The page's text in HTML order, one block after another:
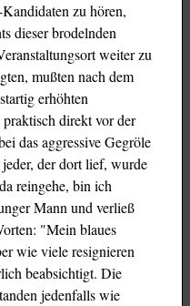
zu hören,
dieser brodelnden
weiter zu
mußten nach dem
erhöhten
direkt vor der
das aggressive Gegröle
der dort lief, wurde
reingehe, bin ich
Mann und verließ
"Mein blaues
wie viele resignieren
beabsichtigt. Die
jedenfalls wie